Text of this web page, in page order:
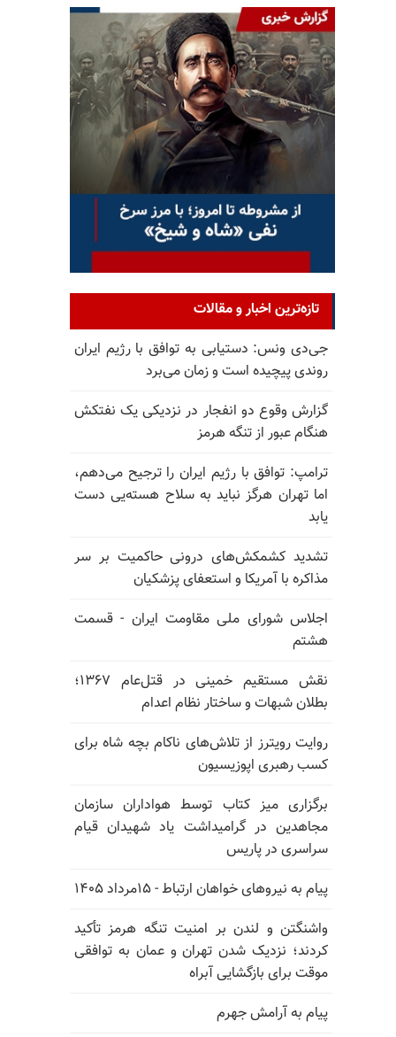
تازه‌ترین اخبار و مقالات
جی‌دی ونس: دستیابی به توافق با رژیم ایران
روندی پیچیده است و زمان می‌برد
گزارش وقوع دو انفجار در نزدیکی یک نفتکش
هنگام عبور از تنگه هرمز
ترامپ: توافق با رژیم ایران را ترجیح می‌دهم،
اما تهران هرگز نباید به سلاح هسته‌یی دست
یابد
تشدید کشمکش‌های درونی حاکمیت بر سر
مذاکره با آمریکا و استعفای پزشکیان
اجلاس شورای ملی مقاومت ایران - قسمت
هشتم
نقش مستقیم خمینی در قتل‌عام ۱۳۶۷؛
بطلان شبهات و ساختار نظام اعدام
روایت رویترز از تلاش‌های ناکام بچه شاه برای
کسب رهبری اپوزیسیون
برگزاری میز کتاب توسط هواداران سازمان
مجاهدین در گرامیداشت یاد شهیدان قیام
سراسری در پاریس
پیام به نیروهای خواهان ارتباط - ۱۵مرداد ۱۴۰۵
واشنگتن و لندن بر امنیت تنگه هرمز تأکید
کردند؛ نزدیک شدن تهران و عمان به توافقی
موقت برای بازگشایی آبراه
پیام به آرامش جهرم